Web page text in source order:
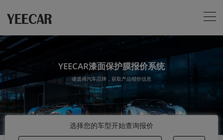
YEECAR漆面保护膜报价系统
请选择汽车品牌，获取产品报价信息
选择您的车型开始查询报价